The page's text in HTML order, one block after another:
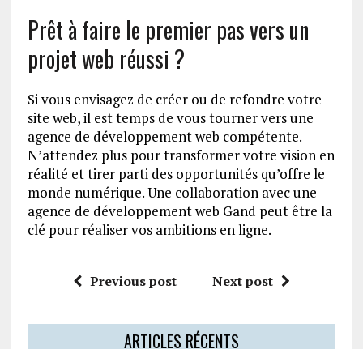
Prêt à faire le premier pas vers un
projet web réussi ?
Si vous envisagez de créer ou de refondre votre
site web, il est temps de vous tourner vers une
agence de développement web compétente.
N’attendez plus pour transformer votre vision en
réalité et tirer parti des opportunités qu’offre le
monde numérique. Une collaboration avec une
agence de développement web Gand peut être la
clé pour réaliser vos ambitions en ligne.
Previous post Next post
ARTICLES RÉCENTS